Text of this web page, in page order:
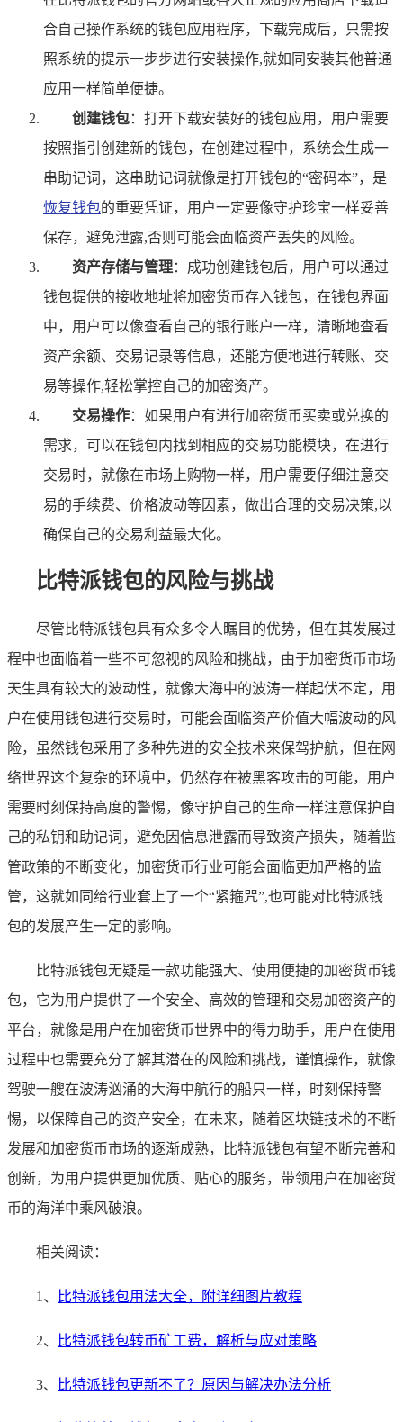
合自己操作系统的钱包应用程序，下载完成后，只需按
照系统的提示一步步进行安装操作,就如同安装其他普通
应用一样简单便捷。
创建钱包：打开下载安装好的钱包应用，用户需要
按照指引创建新的钱包，在创建过程中，系统会生成一
串助记词，这串助记词就像是打开钱包的“密码本”，是
恢复钱包的重要凭证，用户一定要像守护珍宝一样妥善
保存，避免泄露,否则可能会面临资产丢失的风险。
资产存储与管理：成功创建钱包后，用户可以通过
钱包提供的接收地址将加密货币存入钱包，在钱包界面
中，用户可以像查看自己的银行账户一样，清晰地查看
资产余额、交易记录等信息，还能方便地进行转账、交
易等操作,轻松掌控自己的加密资产。
交易操作：如果用户有进行加密货币买卖或兑换的
需求，可以在钱包内找到相应的交易功能模块，在进行
交易时，就像在市场上购物一样，用户需要仔细注意交
易的手续费、价格波动等因素，做出合理的交易决策,以
确保自己的交易利益最大化。
比特派钱包的风险与挑战
尽管比特派钱包具有众多令人瞩目的优势，但在其发展过
程中也面临着一些不可忽视的风险和挑战，由于加密货币市场
天生具有较大的波动性，就像大海中的波涛一样起伏不定，用
户在使用钱包进行交易时，可能会面临资产价值大幅波动的风
险，虽然钱包采用了多种先进的安全技术来保驾护航，但在网
络世界这个复杂的环境中，仍然存在被黑客攻击的可能，用户
需要时刻保持高度的警惕，像守护自己的生命一样注意保护自
己的私钥和助记词，避免因信息泄露而导致资产损失，随着监
管政策的不断变化，加密货币行业可能会面临更加严格的监
管，这就如同给行业套上了一个“紧箍咒”,也可能对比特派钱
包的发展产生一定的影响。
比特派钱包无疑是一款功能强大、使用便捷的加密货币钱
包，它为用户提供了一个安全、高效的管理和交易加密资产的
平台，就像是用户在加密货币世界中的得力助手，用户在使用
过程中也需要充分了解其潜在的风险和挑战，谨慎操作，就像
驾驶一艘在波涛汹涌的大海中航行的船只一样，时刻保持警
惕，以保障自己的资产安全，在未来，随着区块链技术的不断
发展和加密货币市场的逐渐成熟，比特派钱包有望不断完善和
创新，为用户提供更加优质、贴心的服务，带领用户在加密货
币的海洋中乘风破浪。
相关阅读：
1、 比特派钱包用法大全，附详细图片教程
2、 比特派钱包转币矿工费，解析与应对策略
3、 比特派钱包更新不了？原因与解决办法分析